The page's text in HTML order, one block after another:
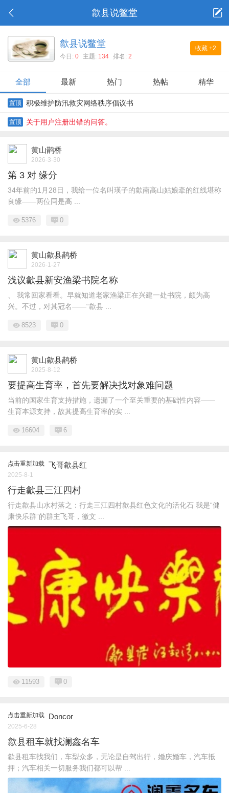
歙县说鳖堂
收藏 +2
歙县说鳖堂
今日:0 主题: 134 排名:2
全部 最新 热门 热帖 精华
置顶 积极维护防汛救灾网络秩序倡议书
置顶 关于用户注册出错的问答。
黄山鹊桥
2026-3-30
第 3 对 缘分
34年前的1月28日，我给一位名叫瑛子的歙南高山姑娘牵的红线堪称
良缘——两位同是高 ...
5376 0
黄山歙县鹊桥
2026-1-27
浅议歙县新安渔梁书院名称
、 我常回家看看。早就知道老家渔梁正在兴建一处书院，颇为高
兴。不过，对其冠名——“歙县 ...
8523 0
黄山歙县鹊桥
2025-8-12
要提高生育率，首先要解决找对象难问题
当前的国家生育支持措施，遗漏了一个至关重要的基础性内容——
生育本源支持，故其提高生育率的实 ...
16604 6
点击重新加载 飞哥歙县红
2025-8-1
行走歙县三江四村
行走歙县山水村落之：行走三江四村歙县红色文化的活化石 我是“健
康快乐群”的群主飞哥，徽文 ...
11593 0
点击重新加载 Doncor
2025-6-28
歙县租车就找澜鑫名车
歙县租车找我们，车型众多，无论是自驾出行，婚庆婚车，汽车抵
押；汽车相关一切服务我们都可以帮 ...